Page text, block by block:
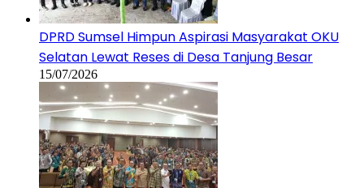
DPRD Sumsel Himpun Aspirasi Masyarakat OKU
Selatan Lewat Reses di Desa Tanjung Besar
15/07/2026